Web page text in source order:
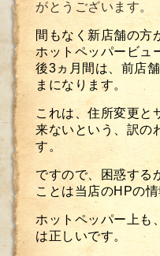
がとうございます。
間もなく新店舗の方
ホットペッパービュ
後3ヵ月間は、前店
まになります。
これは、住所変更と
来ないという、訳の
す。
ですので、困惑する
ことは当店のHPの情
ホットペッパー上も
は正しいです。